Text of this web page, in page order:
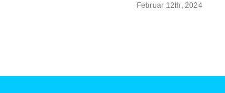
Februar 12th, 2024